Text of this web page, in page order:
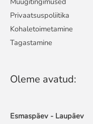
Privaatsuspoliitika
Kohaletoimetamine
Tagastamine
Oleme avatud:
Esmaspäev - Laupäev